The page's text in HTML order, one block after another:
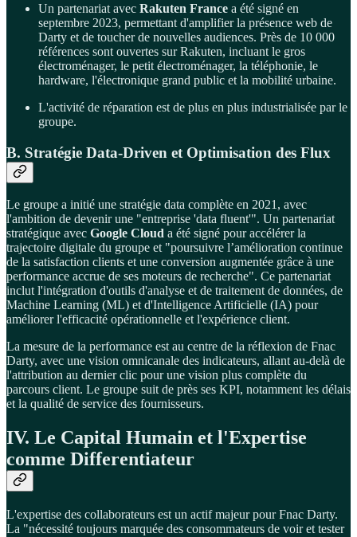
Un partenariat avec Rakuten France a été signé en
septembre 2023, permettant d'amplifier la présence web de
Darty et de toucher de nouvelles audiences. Près de 10 000
références sont ouvertes sur Rakuten, incluant le gros
électroménager, le petit électroménager, la téléphonie, le
hardware, l'électronique grand public et la mobilité urbaine.
L'activité de réparation est de plus en plus industrialisée par le
groupe.
B. Stratégie Data-Driven et Optimisation des Flux
Le groupe a initié une stratégie data complète en 2021, avec
l'ambition de devenir une "entreprise 'data fluent'". Un partenariat
stratégique avec Google Cloud a été signé pour accélérer la
trajectoire digitale du groupe et "poursuivre l’amélioration continue
de la satisfaction clients et une conversion augmentée grâce à une
performance accrue de ses moteurs de recherche". Ce partenariat
inclut l'intégration d'outils d'analyse et de traitement de données, de
Machine Learning (ML) et d'Intelligence Artificielle (IA) pour
améliorer l'efficacité opérationnelle et l'expérience client.
La mesure de la performance est au centre de la réflexion de Fnac
Darty, avec une vision omnicanale des indicateurs, allant au-delà de
l'attribution au dernier clic pour une vision plus complète du
parcours client. Le groupe suit de près ses KPI, notamment les délais
et la qualité de service des fournisseurs.
IV. Le Capital Humain et l'Expertise
comme Differentiateur
L'expertise des collaborateurs est un actif majeur pour Fnac Darty.
La "nécessité toujours marquée des consommateurs de voir et tester